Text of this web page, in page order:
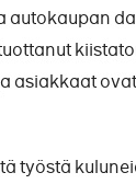
asiakkaat
työstä